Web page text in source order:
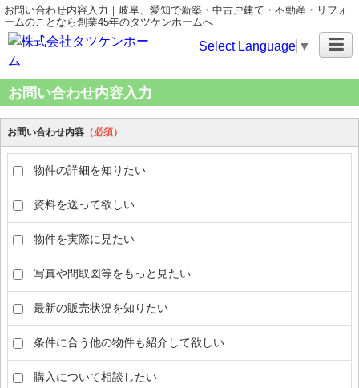
お問い合わせ内容入力｜岐阜、愛知で新築・中古戸建て・不動産・リフォ
ームのことなら創業45年のタツケンホームへ
Select Language ▼
お問い合わせ内容入力
お問い合わせ内容 （必須）
物件の詳細を知りたい
資料を送って欲しい
物件を実際に見たい
写真や間取図等をもっと見たい
最新の販売状況を知りたい
条件に合う他の物件も紹介して欲しい
購入について相談したい